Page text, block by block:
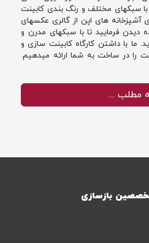
سبکهای مختلف و رنگ بندی کابینت
های اپن از گالری عکسهای
دیدن فرمایید تا با سبکهای مدرن و
ما با داشتن کارگاه کابینت سازی و
را در ساخت به شما ارائه میدهیم.
مطلب …
بازسازی